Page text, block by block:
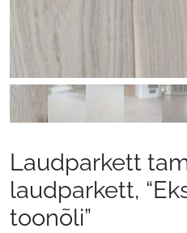
Laudparkett
laudparkett,
toonõli”